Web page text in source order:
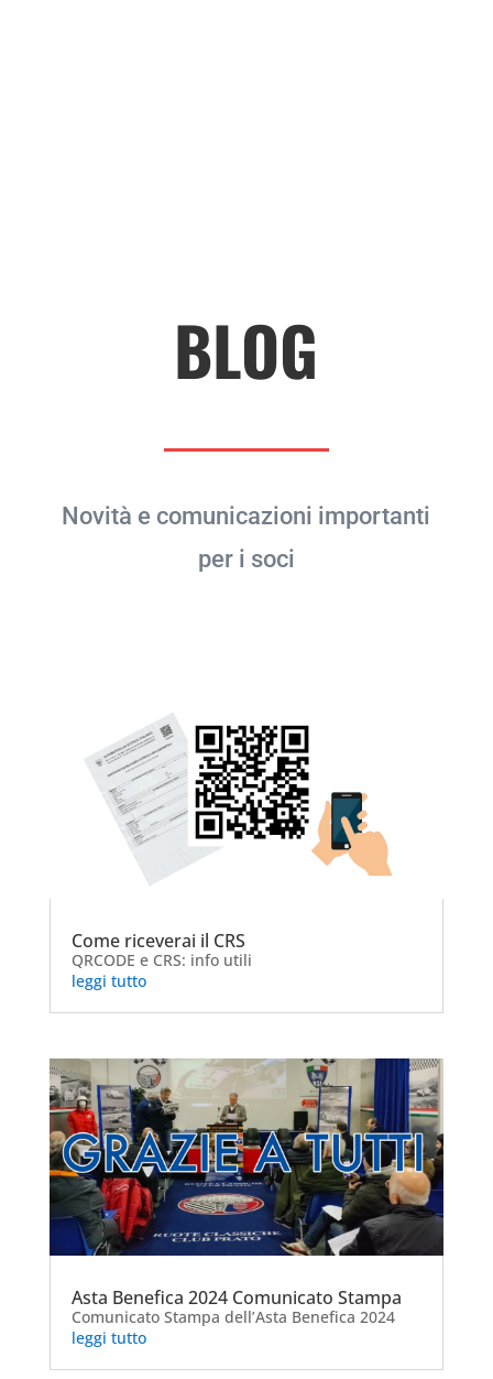
BLOG
Novità e comunicazioni importanti
per i soci
Come riceverai il CRS
QRCODE e CRS: info utili
leggi tutto
Asta Benefica 2024 Comunicato Stampa
Comunicato Stampa dell’Asta Benefica 2024
leggi tutto